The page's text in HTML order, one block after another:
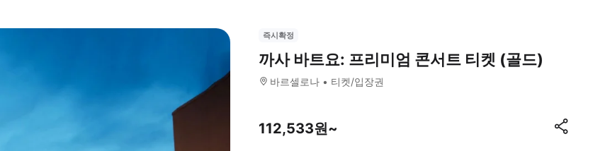
즉시확정
까사 바트요: 프리미엄 콘서트 티켓 (골드)
바르셀로나 티켓/입장권
112,533원~